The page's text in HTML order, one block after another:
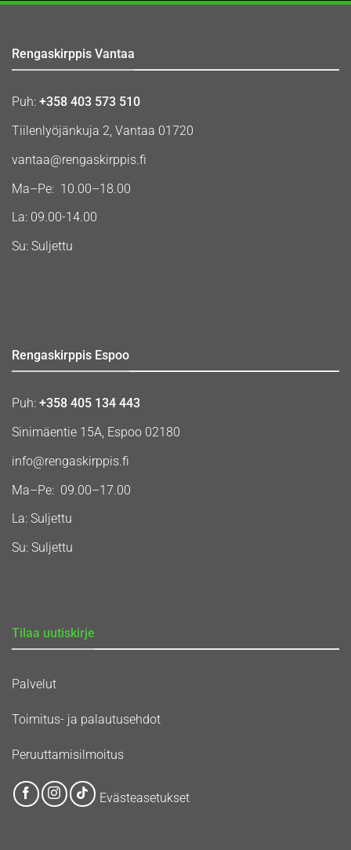
Rengaskirppis Vantaa
Puh: +358 403 573 510
Tiilenlyöjänkuja 2, Vantaa 01720
vantaa@rengaskirppis.fi
Ma–Pe: 10.00–18.00
La: 09.00-14.00
Su: Suljettu
Rengaskirppis Espoo
Puh: +358 405 134 443
Sinimäentie 15A, Espoo 02180
info@rengaskirppis.fi
Ma–Pe: 09.00–17.00
La: Suljettu
Su: Suljettu
Tilaa uutiskirje
Palvelut
Toimitus- ja palautusehdot
Peruuttamisilmoitus
Evästeasetukset